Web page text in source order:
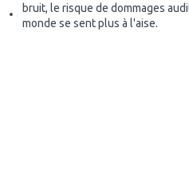
bruit, le risque de dommages
monde se sent plus à l'aise.